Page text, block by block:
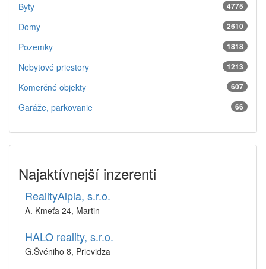
4775
Byty
2610
Domy
1818
Pozemky
1213
Nebytové priestory
607
Komerčné objekty
66
Garáže, parkovanie
Najaktívnejší inzerenti
RealityAlpia, s.r.o.
A. Kmeťa 24, Martin
HALO reality, s.r.o.
G.Švéniho 8, Prievidza